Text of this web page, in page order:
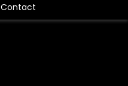
Contact